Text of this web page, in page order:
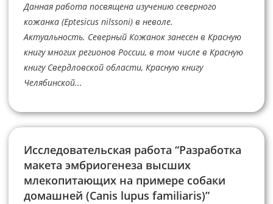
Данная работа посвящена изучению северного
кожанка (Eptesicus nilssoni) в неволе.
Актуальность. Северный Кожанок занесен в Красную
книгу многих регионов России, в том числе в Красную
книгу Свердловской области, Красную книгу
Челябинской...
Исследовательская работа “Разработка
макета эмбриогенеза высших
млекопитающих на примере собаки
домашней (Canis lupus familiaris)”